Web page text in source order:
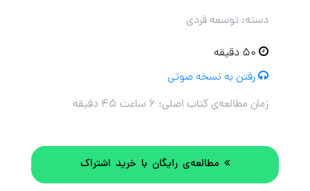
دسته: توسعه فردی
رفتن به نسخه صوتی
زمان مطالعه‌ی کتاب اصلی: ۶ ساعت ۴۵ دقیقه
مطالعه‌ی رایگان با خرید اشتراک